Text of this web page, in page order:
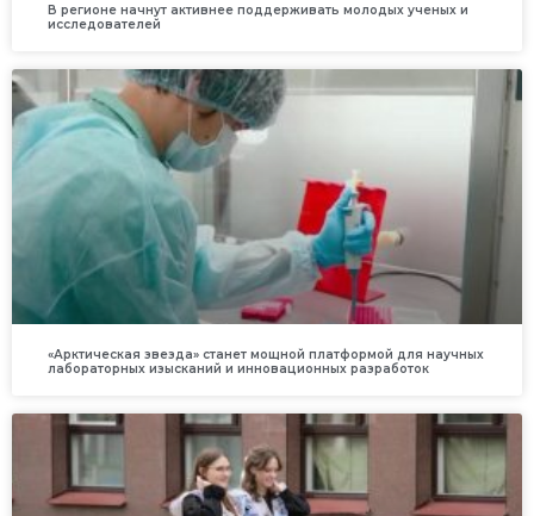
В регионе начнут активнее поддерживать молодых ученых и
исследователей
«Арктическая звезда» станет мощной платформой для научных
лабораторных изысканий и инновационных разработок